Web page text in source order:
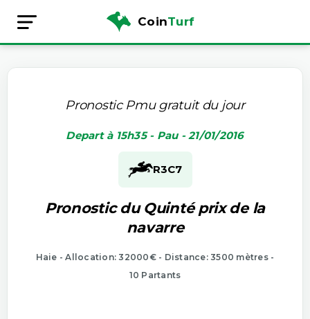
CoinTurf
Pronostic Pmu gratuit du jour
Depart à 15h35 - Pau - 21/01/2016
R3C7
Pronostic du Quinté prix de la
navarre
Haie - Allocation: 32000€ - Distance: 3500 mètres -
10 Partants